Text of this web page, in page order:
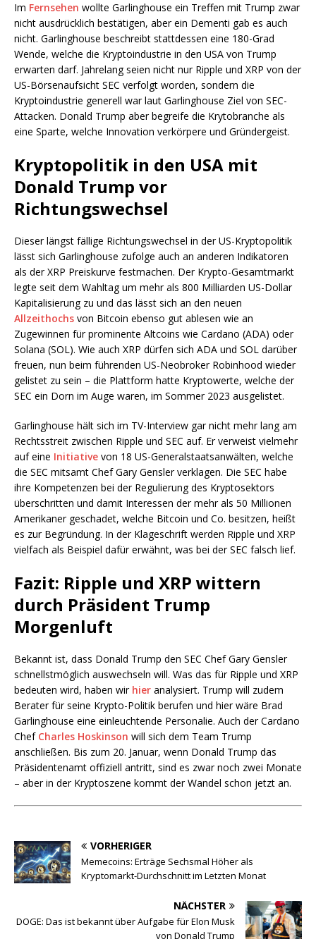
Im Fernsehen wollte Garlinghouse ein Treffen mit Trump zwar
nicht ausdrücklich bestätigen, aber ein Dementi gab es auch
nicht. Garlinghouse beschreibt stattdessen eine 180-Grad
Wende, welche die Kryptoindustrie in den USA von Trump
erwarten darf. Jahrelang seien nicht nur Ripple und XRP von der
US-Börsenaufsicht SEC verfolgt worden, sondern die
Kryptoindustrie generell war laut Garlinghouse Ziel von SEC-
Attacken. Donald Trump aber begreife die Krytobranche als
eine Sparte, welche Innovation verkörpere und Gründergeist.
Kryptopolitik in den USA mit
Donald Trump vor
Richtungswechsel
Dieser längst fällige Richtungswechsel in der US-Kryptopolitik
lässt sich Garlinghouse zufolge auch an anderen Indikatoren
als der XRP Preiskurve festmachen. Der Krypto-Gesamtmarkt
legte seit dem Wahltag um mehr als 800 Milliarden US-Dollar
Kapitalisierung zu und das lässt sich an den neuen
Allzeithochs von Bitcoin ebenso gut ablesen wie an
Zugewinnen für prominente Altcoins wie Cardano (ADA) oder
Solana (SOL). Wie auch XRP dürfen sich ADA und SOL darüber
freuen, nun beim führenden US-Neobroker Robinhood wieder
gelistet zu sein – die Plattform hatte Kryptowerte, welche der
SEC ein Dorn im Auge waren, im Sommer 2023 ausgelistet.
Garlinghouse hält sich im TV-Interview gar nicht mehr lang am
Rechtsstreit zwischen Ripple und SEC auf. Er verweist vielmehr
auf eine Initiative von 18 US-Generalstaatsanwälten, welche
die SEC mitsamt Chef Gary Gensler verklagen. Die SEC habe
ihre Kompetenzen bei der Regulierung des Kryptosektors
überschritten und damit Interessen der mehr als 50 Millionen
Amerikaner geschadet, welche Bitcoin und Co. besitzen, heißt
es zur Begründung. In der Klageschrift werden Ripple und XRP
vielfach als Beispiel dafür erwähnt, was bei der SEC falsch lief.
Fazit: Ripple und XRP wittern
durch Präsident Trump
Morgenluft
Bekannt ist, dass Donald Trump den SEC Chef Gary Gensler
schnellstmöglich auswechseln will. Was das für Ripple und XRP
bedeuten wird, haben wir hier analysiert. Trump will zudem
Berater für seine Krypto-Politik berufen und hier wäre Brad
Garlinghouse eine einleuchtende Personalie. Auch der Cardano
Chef Charles Hoskinson will sich dem Team Trump
anschließen. Bis zum 20. Januar, wenn Donald Trump das
Präsidentenamt offiziell antritt, sind es zwar noch zwei Monate
– aber in der Kryptoszene kommt der Wandel schon jetzt an.
VORHERIGER
Memecoins: Erträge Sechsmal Höher als
Kryptomarkt-Durchschnitt im Letzten Monat
NÄCHSTER
DOGE: Das ist bekannt über Aufgabe für Elon Musk
von Donald Trump